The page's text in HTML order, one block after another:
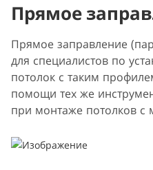
Прямое
Прямое заправление
для специалистов по
потолок с таким
помощи тех же
при монтаже потолков с